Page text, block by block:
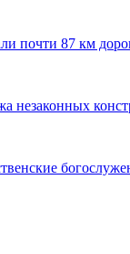
почти 87 км
незаконных